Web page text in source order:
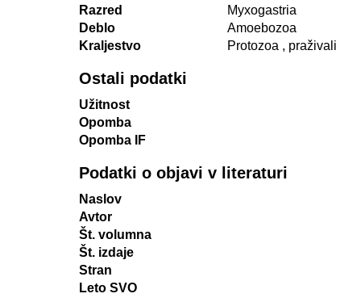
Razred
Myxogastria
Deblo
Amoebozoa
Kraljestvo
Protozoa , praživali
Ostali podatki
Užitnost
Opomba
Opomba IF
Podatki o objavi v literaturi
Naslov
Avtor
Št. volumna
Št. izdaje
Stran
Leto SVO